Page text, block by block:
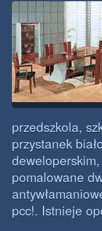
przedszkola,
przystanek
pomalowane
pcc!. Istnieje